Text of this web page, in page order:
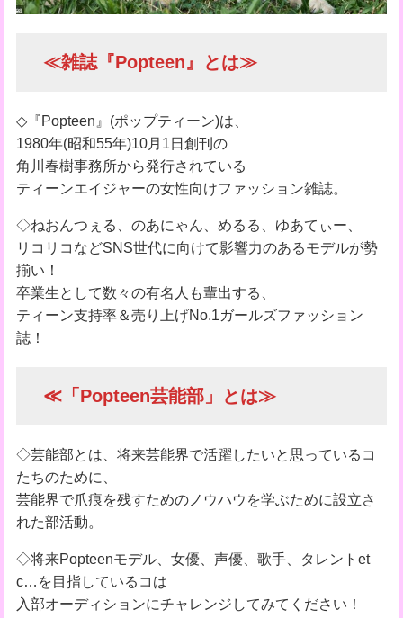
≪雑誌『Popteen』とは≫
◇『Popteen』(ポップティーン)は、
1980年(昭和55年)10月1日創刊の
角川春樹事務所から発行されている
ティーンエイジャーの女性向けファッション雑誌。
◇ねおんつぇる、のあにゃん、めるる、ゆあてぃー、
リコリコなどSNS世代に向けて影響力のあるモデルが勢
揃い！
卒業生として数々の有名人も輩出する、
ティーン支持率＆売り上げNo.1ガールズファッション
誌！
≪「Popteen芸能部」とは≫
◇芸能部とは、将来芸能界で活躍したいと思っているコ
たちのために、
芸能界で爪痕を残すためのノウハウを学ぶために設立さ
れた部活動。
◇将来Popteenモデル、女優、声優、歌手、タレントet
c…を目指しているコは
入部オーディションにチャレンジしてみてください！